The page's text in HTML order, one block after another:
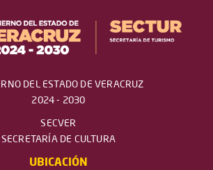
DEL ESTADO DE VERACRUZ
2024 - 2030
SECVER
SECRETARÍA DE CULTURA
UBICACIÓN